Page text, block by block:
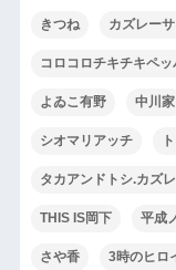
きつね カズレー
コロコロチキチキペ
よゐこ有野 中川家
シオマリアッチ
タカアンドトシ.カズ
THIS IS岡下 平成
さや香 3時のヒロ